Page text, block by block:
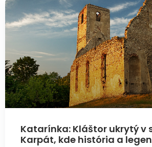
Katarínka: Kláštor ukrytý v
Karpát, kde história a